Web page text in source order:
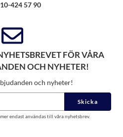
424 57 90
FÖR VÅRA
OCH NYHETER!
och nyheter!
Skicka
endast användas till våra nyhetsbrev.